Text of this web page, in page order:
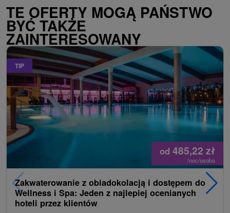
TE OFERTY MOGĄ PAŃSTWO
BYĆ TAKŻE
ZAINTERESOWANY
TIP
od 485,22 zł
/noc/osoba
Zakwaterowanie z obiadokolacją i dostępem do
Wellness i Spa: Jeden z najlepiej ocenianych
hoteli przez klientów